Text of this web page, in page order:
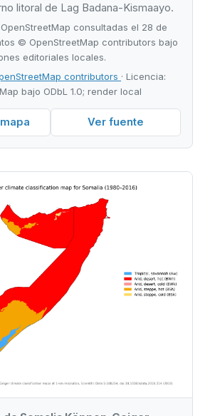
litoral de Lag Badana-Kismaayo.
consultadas el 28 de
© OpenStreetMap contributors bajo
editoriales locales.
contributors · Licencia:
bajo ODbL 1.0; render local
Ver fuente